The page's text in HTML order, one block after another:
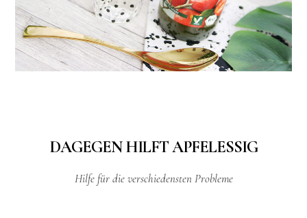
DAGEGEN HILFT APFELESSIG
Hilfe für die verschiedensten Probleme